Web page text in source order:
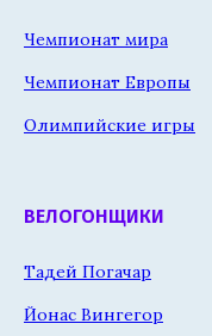
Чемпионат мира
Чемпионат Европы
Олимпийские игры
ВЕЛОГОНЩИКИ
Тадей Погачар
Йонас Вингегор